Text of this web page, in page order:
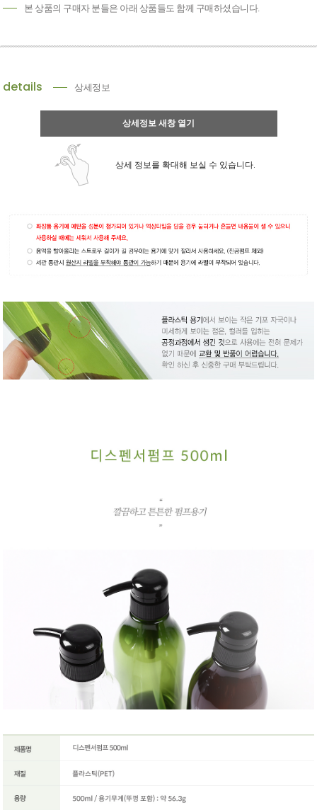
본 상품의 구매자 분들은 아래 상품들도 함께 구매하셨습니다.
details 상세정보
상세정보 새창 열기
상세 정보를 확대해 보실 수 있습니다.